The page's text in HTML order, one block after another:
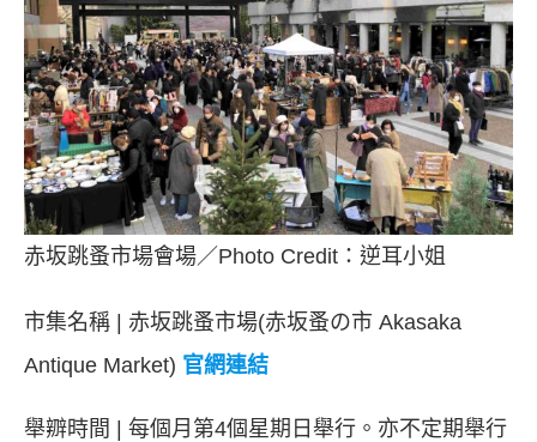
赤坂跳蚤市場會場／Photo Credit：逆耳小姐
市集名稱 | 赤坂跳蚤市場(赤坂蚤の市 Akasaka
Antique Market) 官網連結
舉辧時間 | 每個月第4個星期日舉行。亦不定期舉行